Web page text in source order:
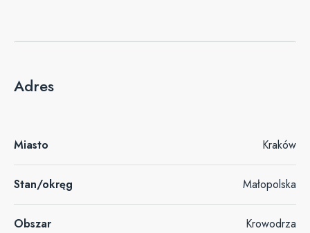
Adres
Miasto Kraków
Stan/okręg Małopolska
Obszar Krowodrza